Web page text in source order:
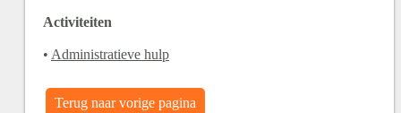
Activiteiten
• Administratieve hulp
Terug naar vorige pagina